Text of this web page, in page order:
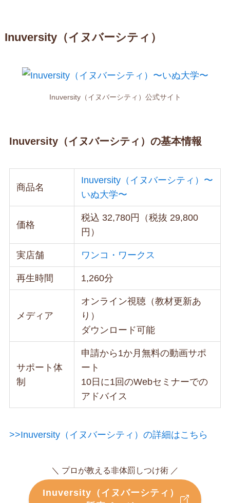
Inuversity（イヌバーシティ）
Inuversity（イヌバーシティ）公式サイト
Inuversity（イヌバーシティ）の基本情報
商品名
Inuversity（イヌバーシティ）〜
いぬ大学〜
価格
税込 32,780円（税抜 29,800
円）
実店舗 ワンコ・ワークス
再生時間 1,260分
メディア
オンライン視聴（教材更新あ
り）
ダウンロード可能
サポート体
制
申請から1か月無料の動画サポ
ート
10日に1回のWebセミナーでの
アドバイス
>>Inuversity（イヌバーシティ）の詳細はこちら
＼ プロが教える非体罰しつけ術 ／
Inuversity（イヌバーシティ）